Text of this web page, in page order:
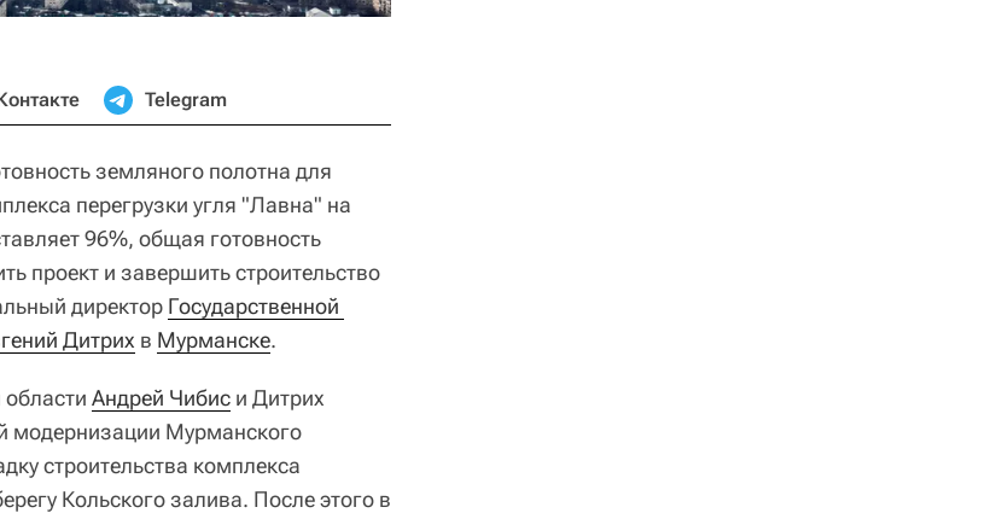
Telegram
земляного полотна для
перегрузки угля "Лавна" на
96%, общая готовность
проект и завершить строительство
директор Государственной
Дитрих в Мурманске.
Андрей Чибис и Дитрих
модернизации Мурманского
строительства комплекса
Кольского залива. После этого в